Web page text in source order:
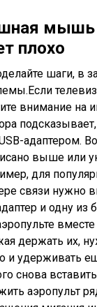
мышь
плохо
шаги, в
внимание на
адаптером.
выше или
для
связи нужно
и одну из
держать их,
и удерживать
снова
аэропульт